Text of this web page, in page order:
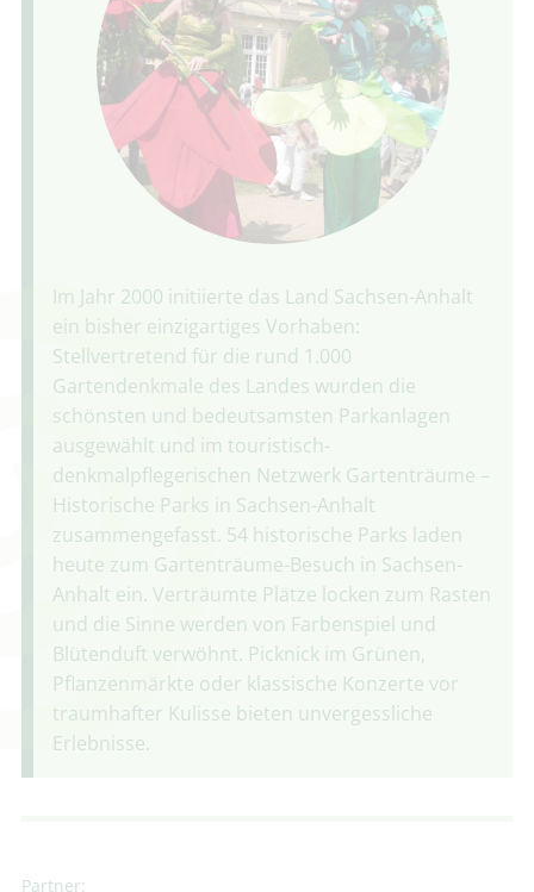
Im Jahr 2000 initiierte das Land Sachsen-Anhalt
ein bisher einzigartiges Vorhaben:
Stellvertretend für die rund 1.000
Gartendenkmale des Landes wurden die
schönsten und bedeutsamsten Parkanlagen
ausgewählt und im touristisch-
denkmalpflegerischen Netzwerk Gartenträume –
Historische Parks in Sachsen-Anhalt
zusammengefasst. 54 historische Parks laden
heute zum Gartenträume-Besuch in Sachsen-
Anhalt ein. Verträumte Plätze locken zum Rasten
und die Sinne werden von Farbenspiel und
Blütenduft verwöhnt. Picknick im Grünen,
Pflanzenmärkte oder klassische Konzerte vor
traumhafter Kulisse bieten unvergessliche
Erlebnisse.
Partner: